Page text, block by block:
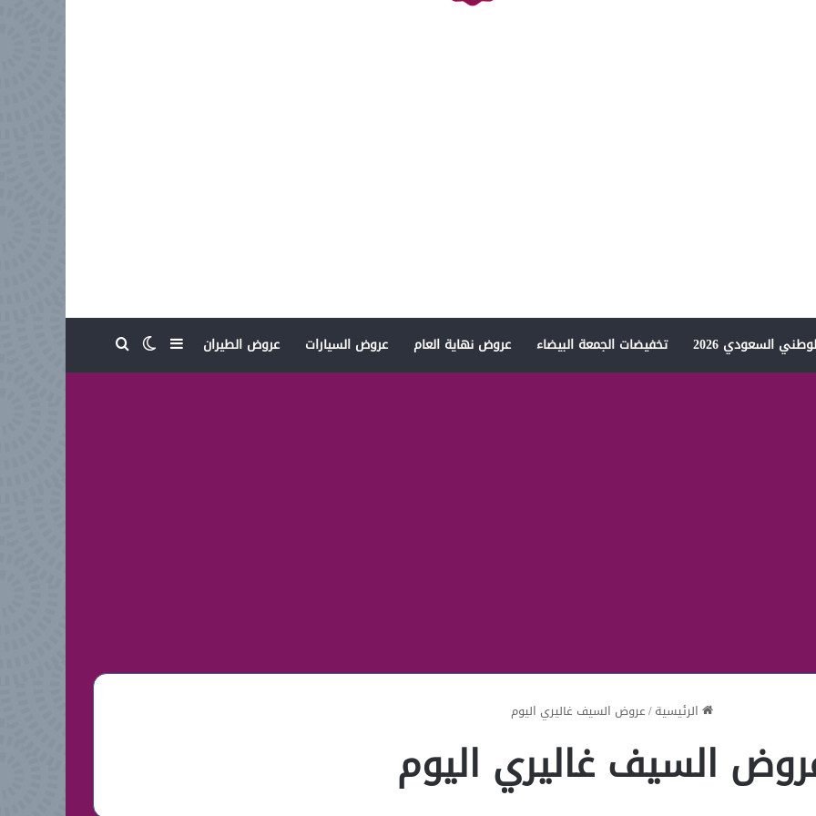
السعودي 2026 تخفيضات الجمعة البيضاء عروض نهاية العام عروض السيارات عروض الطيران إضافة عمود جانبي
الوضع المظلم
بحث عن
الرئيسية/عروض السيف غاليري اليوم
السيف غاليري اليوم